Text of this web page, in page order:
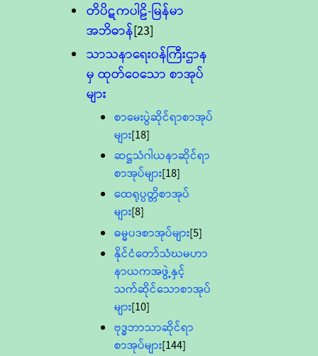
တိပိဋကပါဠိ-မြန်မာ
အဘိဓာန်[23]
သာသနာရေး၀န်ကြီးဌာန
မှ ထုတ်ဝေသော စာအုပ်
များ
စာမေးပွဲဆိုင်ရာစာအုပ်
များ[18]
ဆဋ္ဌသံဂါယနာဆိုင်ရာ
စာအုပ်များ[18]
ထေရုပ္ပတ္တိစာအုပ်
များ[8]
ဓမ္မပဒစာအုပ်များ[5]
နိုင်ငံတော်သံဃမဟာ
နာယကအဖွဲ့နှင့်
သက်ဆိုင်သောစာအုပ်
များ[10]
ဗုဒ္ဓဘာသာဆိုင်ရာ
စာအုပ်များ[144]